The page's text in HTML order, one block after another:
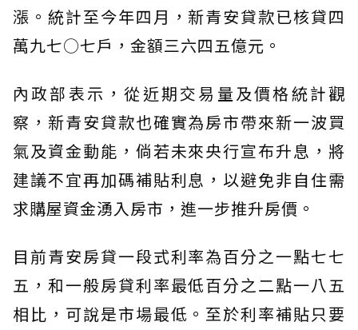
漲。統計至今年四月，新青安貸款已核貸四
萬九七○七戶，金額三六四五億元。
內政部表示，從近期交易量及價格統計觀
察，新青安貸款也確實為房市帶來新一波買
氣及資金動能，倘若未來央行宣布升息，將
建議不宜再加碼補貼利息，以避免非自住需
求購屋資金湧入房市，進一步推升房價。
目前青安房貸一段式利率為百分之一點七七
五，和一般房貸利率最低百分之二點一八五
相比，可說是市場最低。至於利率補貼只要